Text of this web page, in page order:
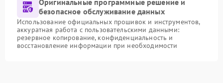
Оригинальные программные решение и
безопасное обслуживание данных
Использование официальных прошивок и инструментов,
аккуратная работа с пользовательскими данными:
резервное копирование, конфиденциальность и
восстановление информации при необходимости